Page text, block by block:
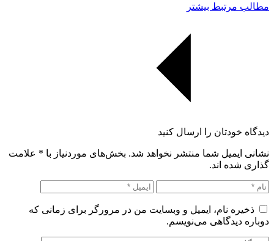
مطالب مرتبط بیشتر
دیدگاه خودتان را ارسال کنید
نشانی ایمیل شما منتشر نخواهد شد. بخش‌های موردنیاز با * علامت
گذاری شده اند.
ذخیره نام، ایمیل و وبسایت من در مرورگر برای زمانی که
دوباره دیدگاهی می‌نویسم.